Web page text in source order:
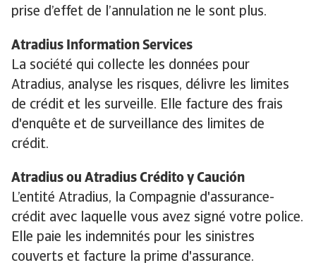
prise d’effet de l’annulation ne le sont plus.
Atradius Information Services
La société qui collecte les données pour
Atradius, analyse les risques, délivre les limites
de crédit et les surveille. Elle facture des frais
d'enquête et de surveillance des limites de
crédit.
Atradius ou Atradius Crédito y Caución
L’entité Atradius, la Compagnie d'assurance-
crédit avec laquelle vous avez signé votre police.
Elle paie les indemnités pour les sinistres
couverts et facture la prime d'assurance.